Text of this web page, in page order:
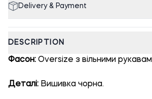
Delivery & Payment
DESCRIPTION
Фасон: Oversize з вільними
Деталі: Вишивка чорна.